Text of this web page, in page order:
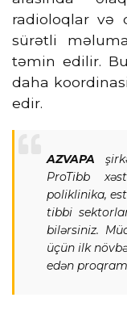
radioloqlar və
sürətli
təmin edilir.
daha
edir.
AZVAPA
ProTibb
poliklinika,
tibbi
bilərsiniz.
üçün ilk
edən